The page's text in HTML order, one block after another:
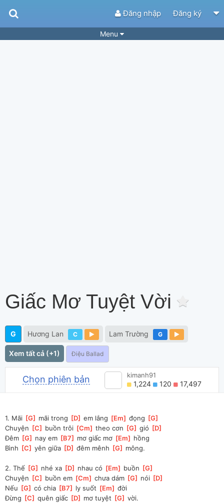
Đăng nhập Đăng ký
Menu
Giấc Mơ Tuyệt Vời
G Hương Lan C Lam Trường G
Xem tất cả (+1) Điệu Ballad
Chọn phiên bản kimanh91
1,224 120 17,497
1. Mãi [G mãi trong [D ] em lắng [Em ] đọng [G
Chuyện [C buồn trôi [Cm ] theo cơn [G ] gió [D
Đêm [G nay em [B7 mơ giấc mơ [Em
hồng
Bình [C ] yên giữa [D ] đêm mênh [G mông.
2. Thế [G nhé xa [D nhau có [Em buồn [G
Chuyện [C buồn em [Cm ] chưa dám [G nói [D
Nếu [G ] có chia [B7 ly suốt [Em ] đời
Đừng [C ] quên giấc [D mơ tuyệt [G ] vời.